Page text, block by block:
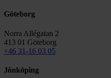
Göteborg
Norra Allégatan 2
413 01 Göteborg
+46 31-16 03 05
Jönköping